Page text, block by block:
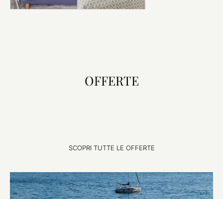
OFFERTE
SCOPRI TUTTE LE OFFERTE